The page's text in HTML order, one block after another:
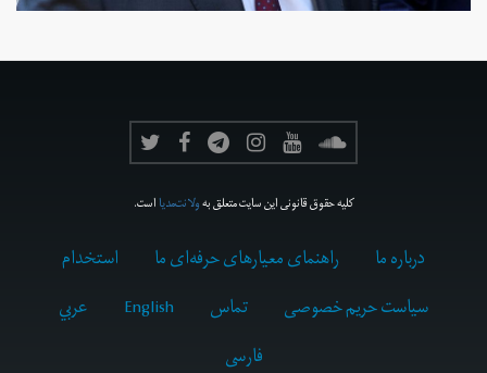
کلیه حقوق قانونی این سایت متعلق بهولانت‌مدیااست.
درباره ما راهنمای معیارهای حرفه‌ای ما
استخدام
سیاست حریم خصوصی
تماس English
عربي
فارسى